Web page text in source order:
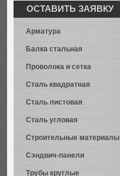
ОСТАВИТЬ ЗАЯВКУ
Арматура
Балка стальная
Проволока и сетка
Сталь квадратная
Сталь листовая
Сталь угловая
Строительные материалы
Сэндвич-панели
Трубы круглые